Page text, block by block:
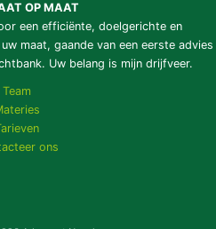
OP MAAT
een efficiënte, doelgerichte en
maat, gaande van een eerste advies
Uw belang is mijn drijfveer.
Team
ons